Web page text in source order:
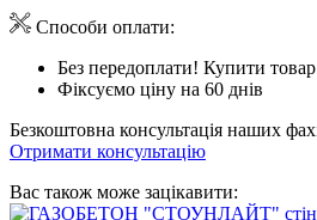
Способи оплати:
Без передоплати! Купити
Фіксуємо ціну на 60 днів
Безкоштовна консультація наших
Отримати консультацію
Вас також може зацікавити: